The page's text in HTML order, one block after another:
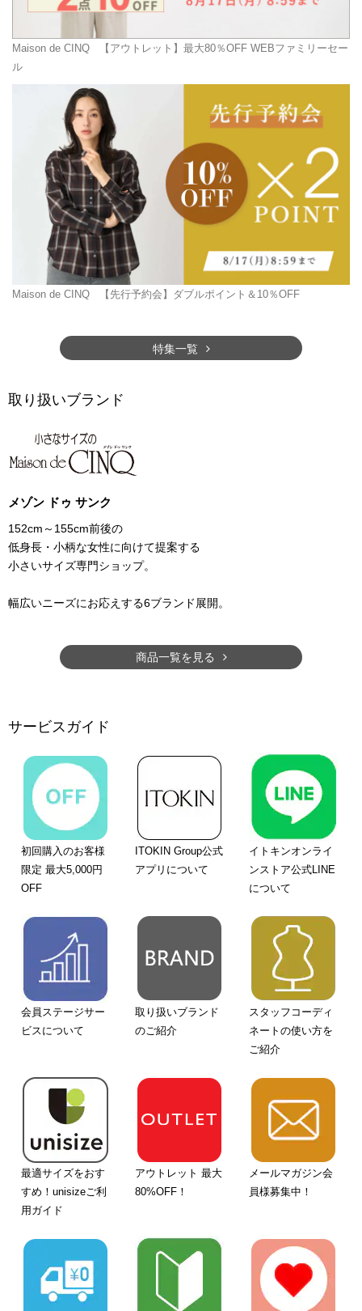
Maison de CINQ 【アウトレット】最大80％OFF WEBファミリーセー
ル
Maison de CINQ 【先行予約会】ダブルポイント＆10％OFF
特集一覧
取り扱いブランド
メゾン ドゥ サンク
152cm～155cm前後の
低身長・小柄な女性に向けて提案する
小さいサイズ専門ショップ。
幅広いニーズにお応えする6ブランド展開。
商品一覧を見る
サービスガイド
初回購入のお客様
限定 最大5,000円
OFF
ITOKIN Group公式
アプリについて
イトキンオンライ
ンストア公式LINE
について
会員ステージサー
ビスについて
取り扱いブランド
のご紹介
スタッフコーディ
ネートの使い方を
ご紹介
最適サイズをおす
すめ！unisizeご利
用ガイド
アウトレット 最大
80%OFF！
メールマガジン会
員様募集中！